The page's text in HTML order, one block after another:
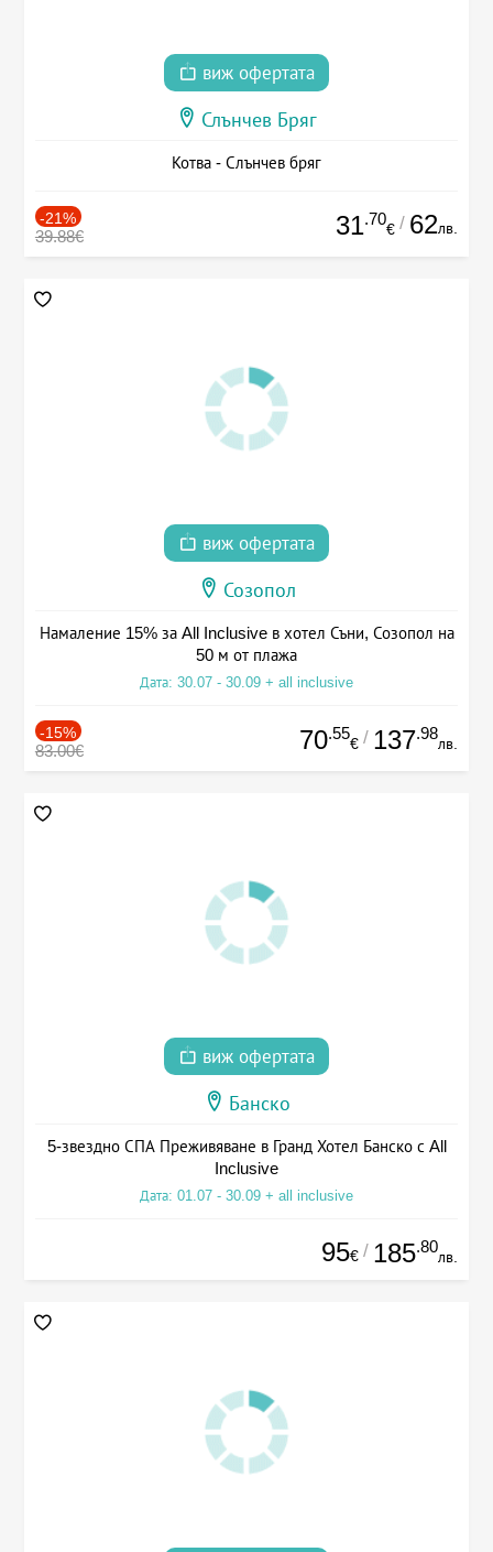
виж офертата
Слънчев Бряг
Котва - Слънчев бряг
-21%
39.88€ 31.70
€ / 62лв.
виж офертата
Созопол
Намаление 15% за All Inclusive в хотел Съни, Созопол на
50 м от плажа
Дата: 30.07 - 30.09 + all inclusive
-15%
83.00€ 70.55
€ / 137.98
лв.
виж офертата
Банско
5-звездно СПА Преживяване в Гранд Хотел Банско с All
Inclusive
Дата: 01.07 - 30.09 + all inclusive
95€ / 185.80
лв.